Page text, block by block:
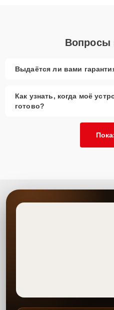
Вопросы
Выдаётся ли вами
Как узнать, когда моё
готово?